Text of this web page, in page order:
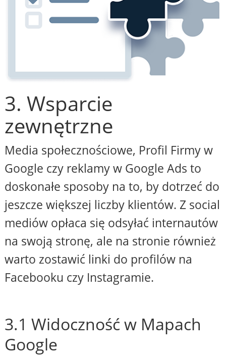
3. Wsparcie
zewnętrzne
Media społecznościowe, Profil Firmy w
Google czy reklamy w Google Ads to
doskonałe sposoby na to, by dotrzeć do
jeszcze większej liczby klientów. Z social
mediów opłaca się odsyłać internautów
na swoją stronę, ale na stronie również
warto zostawić linki do profilów na
Facebooku czy Instagramie.
3.1 Widoczność w Mapach
Google